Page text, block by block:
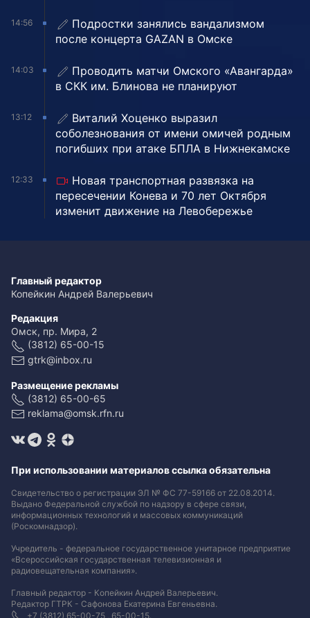
14:56
Подростки занялись вандализмом
после концерта GAZAN в Омске
14:03
Проводить матчи Омского «Авангарда»
в СКК им. Блинова не планируют
13:12
Виталий Хоценко выразил
соболезнования от имени омичей родным
погибших при атаке БПЛА в Нижнекамске
12:33
Новая транспортная развязка на
пересечении Конева и 70 лет Октября
изменит движение на Левобережье
Главный редактор
Копейкин Андрей Валерьевич
Редакция
Омск, пр. Мира, 2
(3812) 65-00-15
gtrk@inbox.ru
Размещение рекламы
(3812) 65-00-65
reklama@omsk.rfn.ru
При использовании материалов ссылка обязательна
Свидетельство о регистрации ЭЛ № ФС 77-59166 от 22.08.2014.
Выдано Федеральной службой по надзору в сфере связи,
информационных технологий и массовых коммуникаций
(Роскомнадзор).
Учредитель - федеральное государственное унитарное предприятие
«Всероссийская государственная телевизионная и
радиовещательная компания».
Главный редактор - Копейкин Андрей Валерьевич.
Редактор ГТРК - Сафонова Екатерина Евгеньевна.